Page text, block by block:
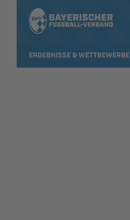
ERGEBNISSE & WETTBEWERBE